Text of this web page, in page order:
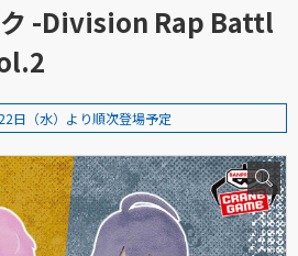
ク -Division Rap Battl
日（水）より順次登場予定